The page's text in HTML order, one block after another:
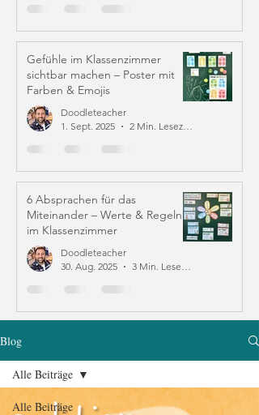
Gefühle im Klassenzimmer
sichtbar machen – Poster mit
Farben & Emojis
Doodleteacher
1. Sept. 2025
2 Min. Lesezeit
6 Absprachen für das
Miteinander – Werte & Regeln
im Klassenzimmer
Doodleteacher
30. Aug. 2025
3 Min. Lesezeit
Blog
Alle Beiträge
Alle Beiträge